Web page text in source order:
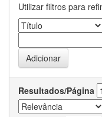
Utilizar filtros para
Resultados/Página